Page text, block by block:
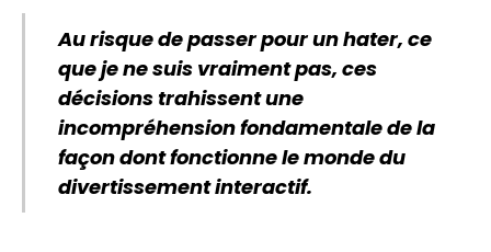
Au risque de passer pour un hater, ce
que je ne suis vraiment pas, ces
décisions trahissent une
incompréhension fondamentale de la
façon dont fonctionne le monde du
divertissement interactif.